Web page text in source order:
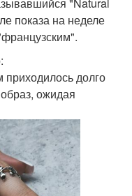
"Natural
показа на неделе
приходилось долго
ожидая